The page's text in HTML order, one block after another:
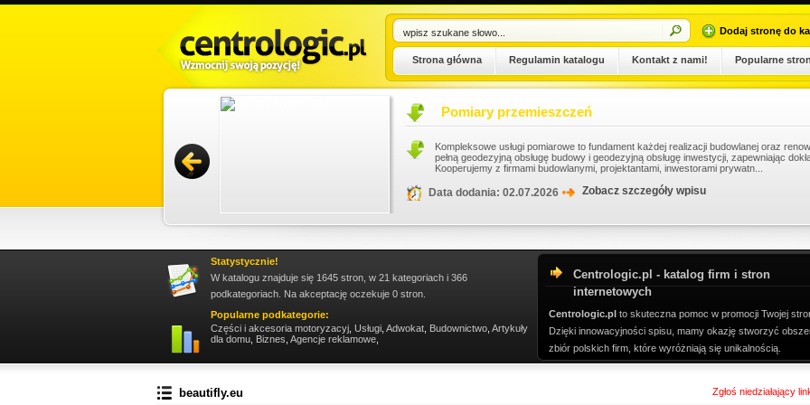
Dodaj stronę do
Strona główna Regulamin katalogu Kontakt z nami! Popularne
Sopot. Firma zapewnia bieżący nadzór nad
Pomiary przemieszczeń
Kompleksowe usługi pomiarowe to fundament każdej realizacji budowlanej oraz
pełną geodezyjną obsługę budowy i geodezyjną obsługę inwestycji, zapewniając
Kooperujemy z firmami budowlanymi, projektantami, inwestorami prywatn...
Data dodania: 02.07.2026 Zobacz szczegóły wpisu
Centrologic.pl - katalog firm i stron
internetowych
Centrologic.pl to skuteczna pomoc w promocji Twojej
Dzięki innowacyjności spisu, mamy okazję stworzyć
zbiór polskich firm, które wyróżniają się unikalnością.
Statystycznie!
W katalogu znajduje się 1645 stron, w 21 kategoriach i 366
podkategoriach. Na akceptację oczekuje 0 stron.
Popularne podkategorie:
Części i akcesoria motoryzacyj Usługi Adwokat Budownictwo Artykuły
dla domu Biznes Agencje reklamowe
beautifly.eu Zgłoś niedziałający